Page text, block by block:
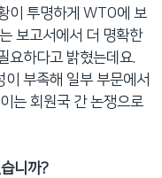
이 투명하게 WTO에 보
보고서에서 더 명확한
요하다고 밝혔는데요.
부족해 일부 부문에서
는 회원국 간 논쟁으로
니까?